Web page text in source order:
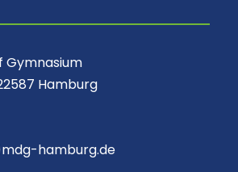
Gymnasium
Hamburg
hamburg.de